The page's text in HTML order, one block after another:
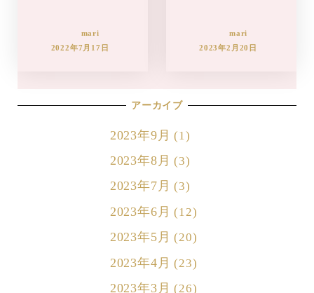
mari
2022年7月17日
mari
2023年2月20日
アーカイブ
2023年9月 (1)
2023年8月 (3)
2023年7月 (3)
2023年6月 (12)
2023年5月 (20)
2023年4月 (23)
2023年3月 (26)